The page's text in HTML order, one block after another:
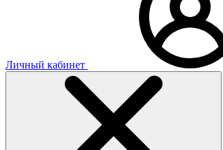
Личный кабинет